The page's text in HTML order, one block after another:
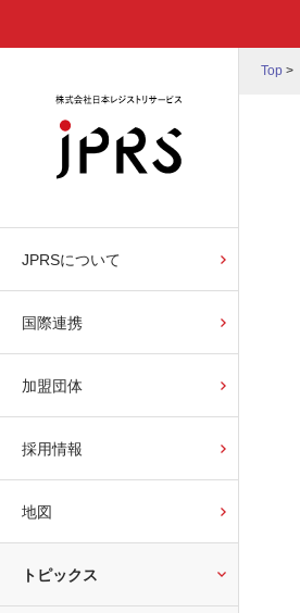
JPRSについて
国際連携
加盟団体
採用情報
地図
トピックス
Top >